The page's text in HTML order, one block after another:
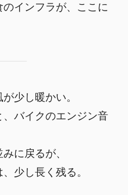
インフラが、ここに
少し暖かい。
バイクのエンジン音
に戻るが、
少し長く残る。